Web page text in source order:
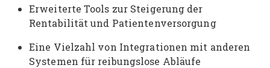
Erweiterte Tools zur Steigerung der
Rentabilität und Patientenversorgung
Eine Vielzahl von Integrationen mit anderen
Systemen für reibungslose Abläufe